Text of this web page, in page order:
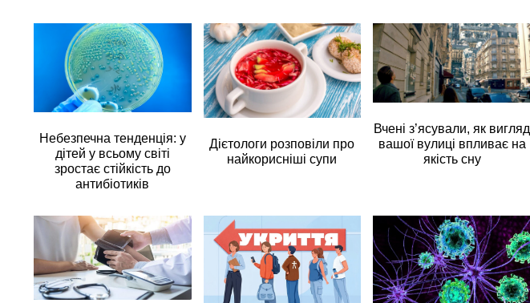
Небезпечна тенденція: у
дітей у всьому світі
зростає стійкість до
антибіотиків
Дієтологи розповіли про
найкорисніші супи
Вчені з’ясували, як вигляд
вашої вулиці впливає на
якість сну